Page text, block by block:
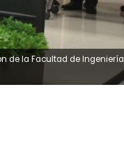
de la Facultad de Ingeniería